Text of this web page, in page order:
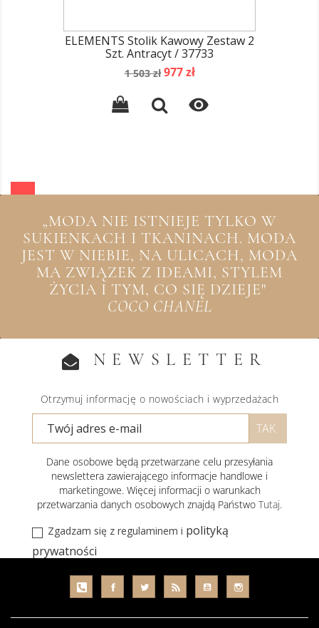
ELEMENTS Stolik Kawowy Zestaw 2
Szt. Antracyt / 37733
Cena
1 503 zł Cena
977 zł

„MODA NIE ISTNIEJE TYLKO W
SUKIENKACH I TKANINACH. MODA
JEST W NIEBIE, NA ULICACH, MODA
MA ZWIĄZEK Z IDEAMI, STYLEM
ŻYCIA I TYM, CO SIĘ DZIEJE"
COCO CHANEL
NEWSLETTER
Otrzymuj informację o nowościach i wyprzedażach
Dane osobowe będą przetwarzane celu przesyłania
newslettera zawierającego informacje handlowe i
marketingowe. Więcej informacji o warunkach
przetwarzania danych osobowych znajdą Państwo Tutaj.
Zgadzam się z regulaminem i polityką
prywatności